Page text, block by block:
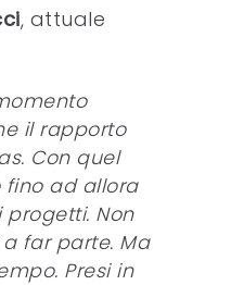
, attuale
il rapporto
Con quel
fino ad allora
Non
far parte. Ma
Presi in